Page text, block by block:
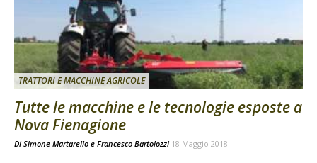
TRATTORI E MACCHINE AGRICOLE
Tutte le macchine e le tecnologie esposte a
Nova Fienagione
Di Simone Martarello e Francesco Bartolozzi 18 Maggio 2018